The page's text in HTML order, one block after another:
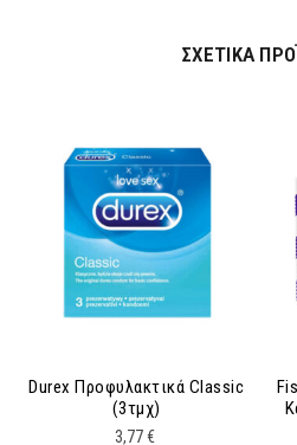
ΣΧΕΤΙΚΆ
Durex Προφυλακτικά Classic
(3τμχ)
3,77€